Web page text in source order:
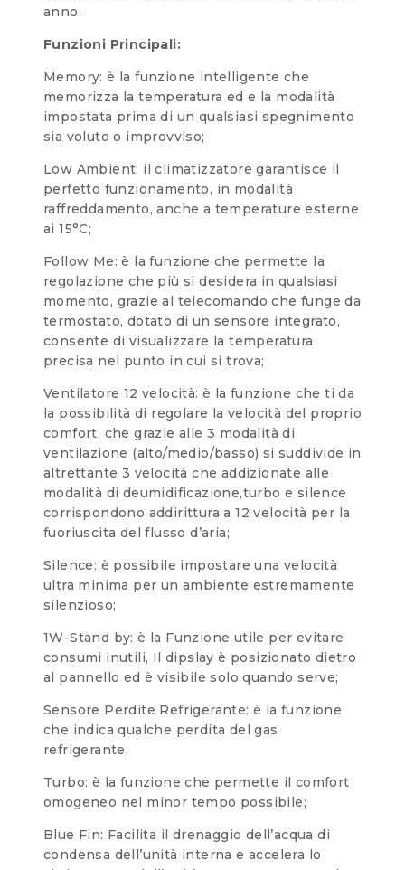
anno.
Funzioni Principali:
Memory: è la funzione intelligente che
memorizza la temperatura ed e la modalità
impostata prima di un qualsiasi spegnimento
sia voluto o improvviso;
Low Ambient: il climatizzatore garantisce il
perfetto funzionamento, in modalità
raffreddamento, anche a temperature esterne
ai 15°C;
Follow Me: è la funzione che permette la
regolazione che più si desidera in qualsiasi
momento, grazie al telecomando che funge da
termostato, dotato di un sensore integrato,
consente di visualizzare la temperatura
precisa nel punto in cui si trova;
Ventilatore 12 velocità: è la funzione che ti da
la possibilità di regolare la velocità del proprio
comfort, che grazie alle 3 modalità di
ventilazione (alto/medio/basso) si suddivide in
altrettante 3 velocità che addizionate alle
modalità di deumidificazione,turbo e silence
corrispondono addirittura a 12 velocità per la
fuoriuscita del flusso d’aria;
Silence: è possibile impostare una velocità
ultra minima per un ambiente estremamente
silenzioso;
1W-Stand by: è la Funzione utile per evitare
consumi inutili, Il dipslay è posizionato dietro
al pannello ed è visibile solo quando serve;
Sensore Perdite Refrigerante: è la funzione
che indica qualche perdita del gas
refrigerante;
Turbo: è la funzione che permette il comfort
omogeneo nel minor tempo possibile;
Blue Fin: Facilita il drenaggio dell’acqua di
condensa dell’unità interna e accelera lo